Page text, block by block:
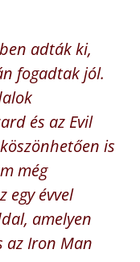
adták ki,
fogadtak jól.
és az Evil
is
még
egy évvel
amelyen
az Iron Man